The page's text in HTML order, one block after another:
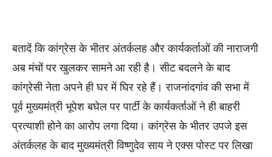
बतादें कि कांग्रेस के भीतर अंतर्कलह और कार्यकर्ताओं की नाराजगी
अब मंचों पर खुलकर सामने आ रही है। सीट बदलने के बाद
कांग्रेसी नेता अपने ही घर में घिर रहे हैं। राजनांदगांव की सभा में
पूर्व मुख्यमंत्री भूपेश बघेल पर पार्टी के कार्यकर्ताओं ने ही बाहरी
प्रत्याशी होने का आरोप लगा दिया। कांग्रेस के भीतर उपजे इस
अंतर्कलह के बाद मुख्यमंत्री विष्णुदेव साय ने एक्स पोस्ट पर लिखा